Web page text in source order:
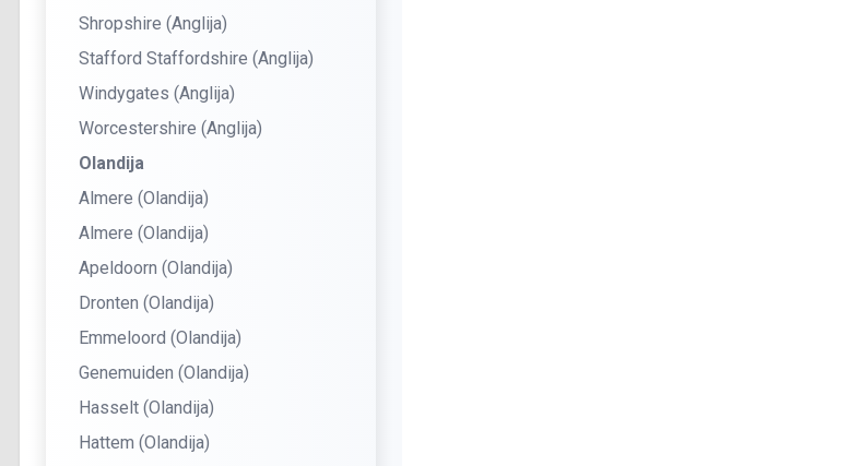
Shropshire (Anglija)
Stafford Staffordshire (Anglija)
Windygates (Anglija)
Worcestershire (Anglija)
Olandija
Almere (Olandija)
Almere (Olandija)
Apeldoorn (Olandija)
Dronten (Olandija)
Emmeloord (Olandija)
Genemuiden (Olandija)
Hasselt (Olandija)
Hattem (Olandija)